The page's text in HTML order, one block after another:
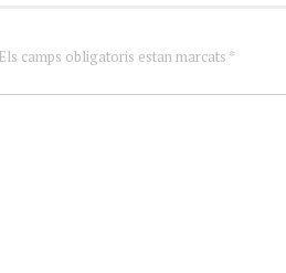
camps obligatoris estan marcats *